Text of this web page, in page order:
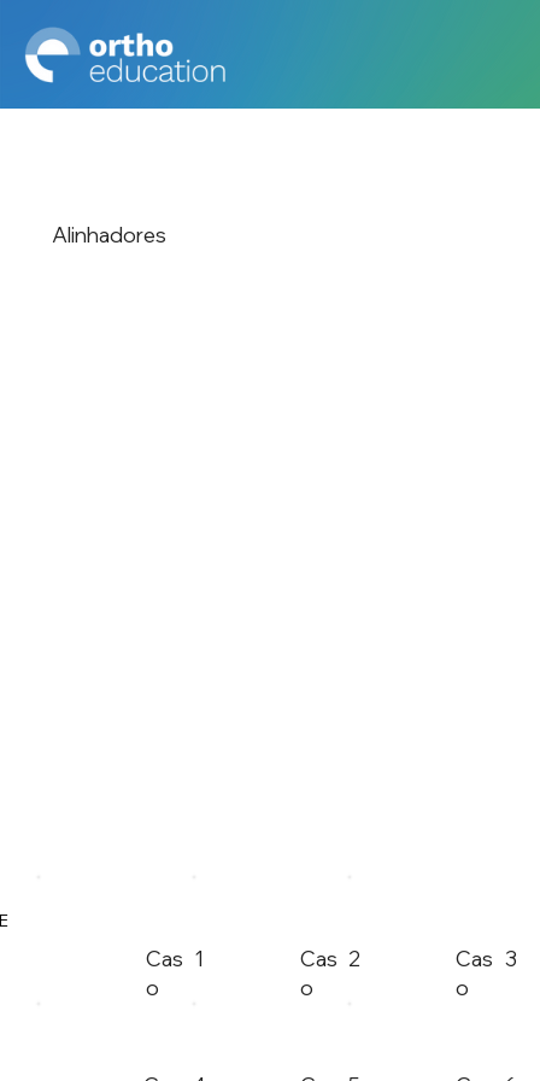
Alinhadores
Cas
o
1
Cas
o
2
Cas
o
3